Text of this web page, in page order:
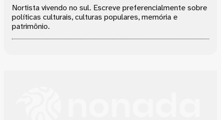
Nortista vivendo no sul. Escreve preferencialmente sobre
políticas culturais, culturas populares, memória e
patrimônio.